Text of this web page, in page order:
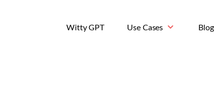
Witty GPT Use Cases Blog